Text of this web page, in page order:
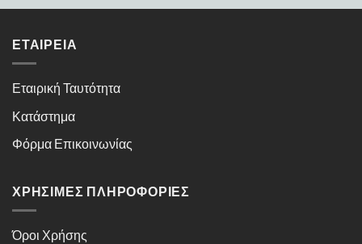
ΕΤΑΙΡΕΊΑ
Εταιρική Ταυτότητα
Κατάστημα
Φόρμα Επικοινωνίας
ΧΡΉΣΙΜΕΣ ΠΛΗΡΟΦΟΡΊΕΣ
Όροι Χρήσης